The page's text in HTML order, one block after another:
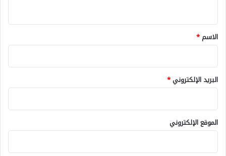
*
الاسم*
البريد الإلكتروني*
الموقع الإلكتروني